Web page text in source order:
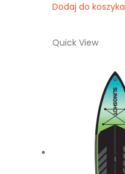
Dodaj do koszyka
Quick View